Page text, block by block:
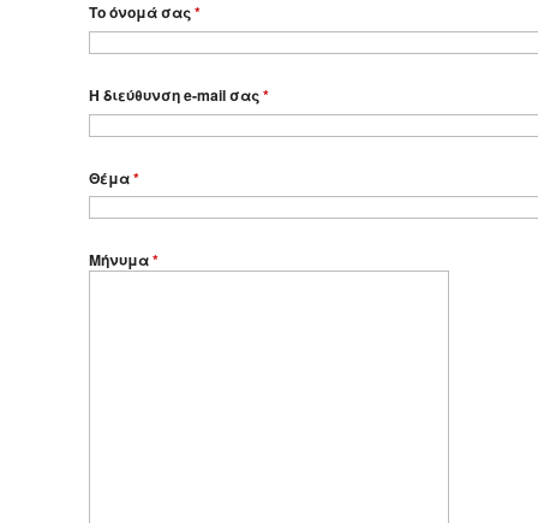
Το όνομά σας*
Η διεύθυνση e-mail σας*
Θέμα*
Μήνυμα*